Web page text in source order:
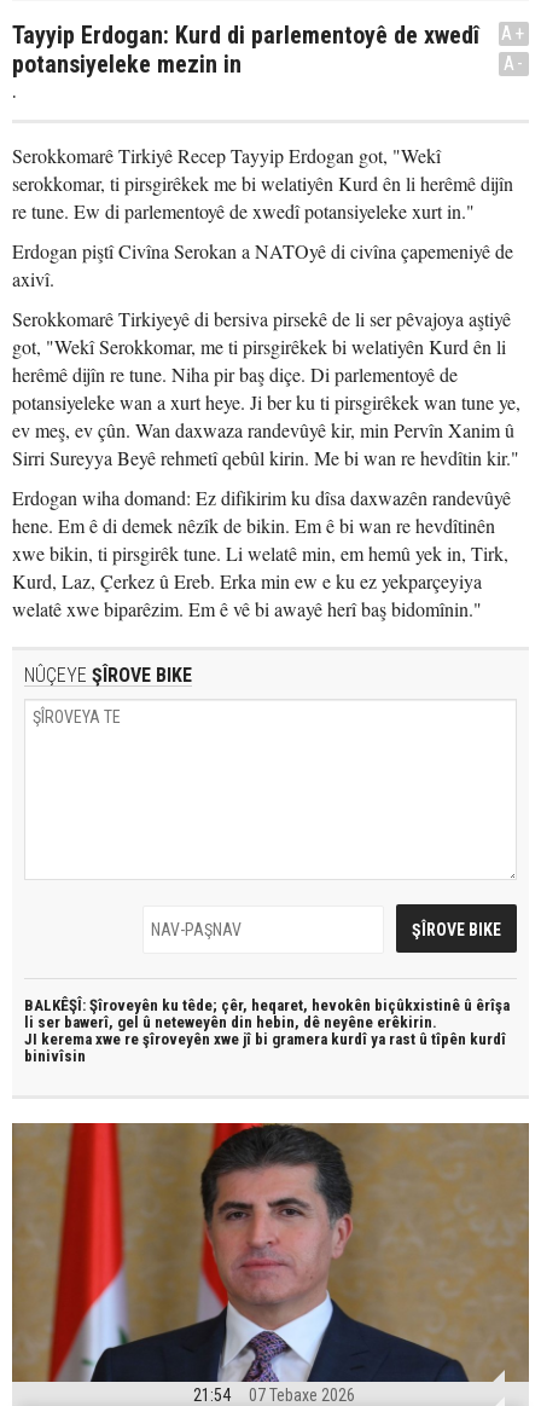
Tayyip Erdogan: Kurd di parlementoyê de xwedî
potansiyeleke mezin in
.
A+
A-
Serokkomarê Tirkiyê Recep Tayyip Erdogan got, "Wekî
serokkomar, ti pirsgirêkek me bi welatiyên Kurd ên li herêmê dijîn
re tune. Ew di parlementoyê de xwedî potansiyeleke xurt in."
Erdogan piştî Civîna Serokan a NATOyê di civîna çapemeniyê de
axivî.
Serokkomarê Tirkiyeyê di bersiva pirsekê de li ser pêvajoya aştiyê
got, "Wekî Serokkomar, me ti pirsgirêkek bi welatiyên Kurd ên li
herêmê dijîn re tune. Niha pir baş diçe. Di parlementoyê de
potansiyeleke wan a xurt heye. Ji ber ku ti pirsgirêkek wan tune ye,
ev meş, ev çûn. Wan daxwaza randevûyê kir, min Pervîn Xanim û
Sirri Sureyya Beyê rehmetî qebûl kirin. Me bi wan re hevdîtin kir."
Erdogan wiha domand: Ez difikirim ku dîsa daxwazên randevûyê
hene. Em ê di demek nêzîk de bikin. Em ê bi wan re hevdîtinên
xwe bikin, ti pirsgirêk tune. Li welatê min, em hemû yek in, Tirk,
Kurd, Laz, Çerkez û Ereb. Erka min ew e ku ez yekparçeyiya
welatê xwe biparêzim. Em ê vê bi awayê herî baş bidomînin."
NÛÇEYE ŞÎROVE BIKE
BALKÊŞÎ: Şîroveyên ku têde; çêr, heqaret, hevokên biçûkxistinê û êrîşa
li ser bawerî, gel û neteweyên din hebin, dê neyêne erêkirin.
JI kerema xwe re şîroveyên xwe jî bi gramera kurdî ya rast û tîpên kurdî
binivîsin
21:54 07 Tebaxe 2026